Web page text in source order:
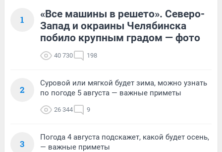
1
«Все машины в решето». Северо-
Запад и окраины Челябинска
побило крупным градом — фото
40 730 198
2
Суровой или мягкой будет зима, можно узнать
по погоде 5 августа — важные приметы
26 344 9
3
Погода 4 августа подскажет, какой будет осень,
— важные приметы